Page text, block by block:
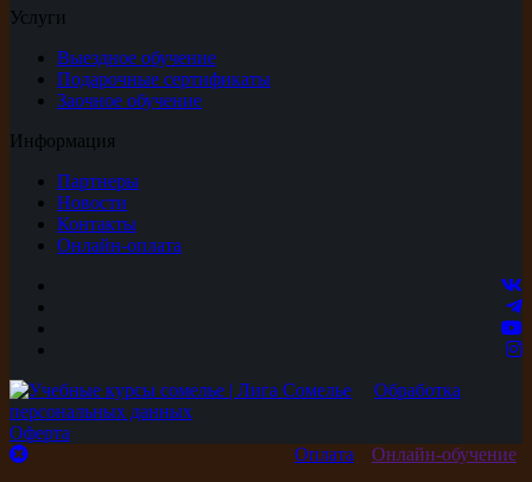
Услуги
Выездное обучение
Подарочные сертификаты
Заочное обучение
Информация
Партнеры
Новости
Контакты
Онлайн-оплата
Обработка
персональных данных
Оферта
Онлайн-обучение
Оплата